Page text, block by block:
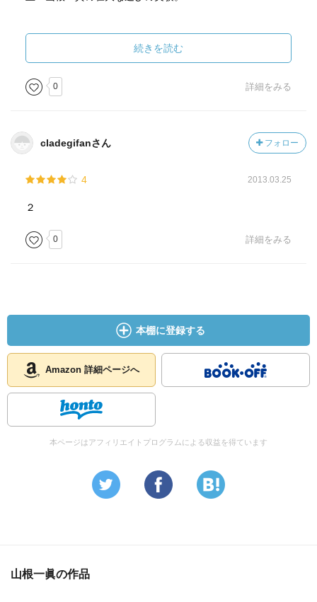
「スーパー書斎の遊戯術」「第『三・五』の波…スーパー
書斎の秘めごと」に続く「黄金版」。あらゆるモノにあた
たかな物語を求め、命をそそぎ、アマゾンへアフリカへと
地球を書斎に忙しく過ごす日々。不思議で自由なエッセ
（目次）
電子翻訳者の誕生
郵便受けの物語
これでもかファイル術
続きを読む
0 詳細をみる
cladegifanさん フォロー
4 2013.03.25
２
0 詳細をみる
本棚に登録する
Amazon 詳細ページへ
本ページはアフィリエイトプログラムによる収益を得ています
山根一眞の作品